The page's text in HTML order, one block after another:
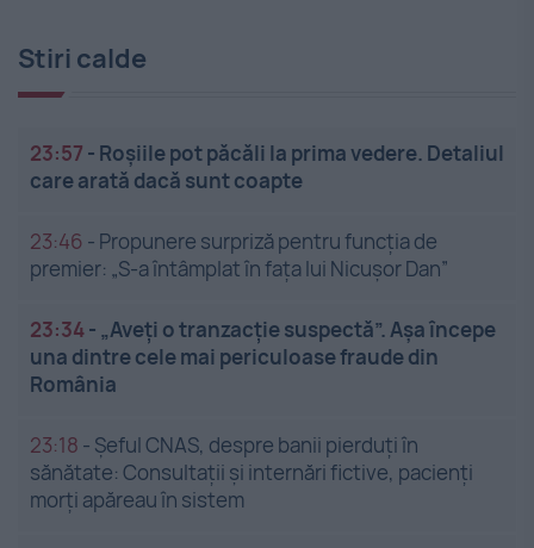
Stiri calde
23:57 - Roșiile pot păcăli la prima vedere. Detaliul
care arată dacă sunt coapte
23:46 - Propunere surpriză pentru funcția de
premier: „S-a întâmplat în fața lui Nicușor Dan”
23:34- „Aveți o tranzacție suspectă”. Așa începe
una dintre cele mai periculoase fraude din
România
23:18 - Șeful CNAS, despre banii pierduți în
sănătate: Consultații și internări fictive, pacienți
morți apăreau în sistem